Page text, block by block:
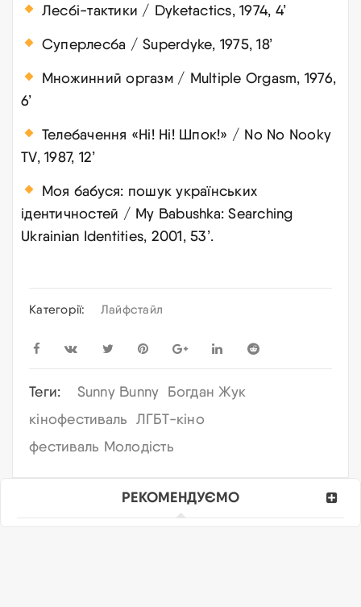
Лесбі-тактики / Dyketactics, 1974, 4’
Суперлесба / Superdyke, 1975, 18’
Множинний оргазм / Multiple Orgasm, 1976,
6’
Телебачення «Ні! Ні! Шпок!» / No No Nooky
TV, 1987, 12’
Моя бабуся: пошук українських
ідентичностей / My Babushka: Searching
Ukrainian Identities, 2001, 53’.
Категорії: Лайфстайл
Теги: Sunny Bunny Богдан Жук
кінофестиваль ЛГБТ-кіно
фестиваль Молодість
РЕКОМЕНДУЄМО